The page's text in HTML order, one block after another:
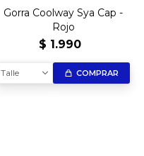
Gorra Coolway Sya Cap -
Rojo
$ 1.990
Talle COMPRAR